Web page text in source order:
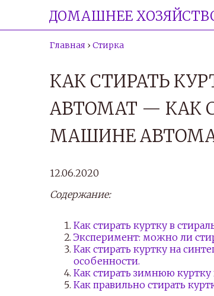
ДОМАШНЕЕ
Главная › Стирка
КАК СТИРАТЬ
АВТОМАТ — КАК
МАШИНЕ
12.06.2020
Содержание:
Как стирать куртку в
Эксперимент: можно ли
Как стирать куртку на
особенности.
Как стирать зимнюю
Как правильно стирать